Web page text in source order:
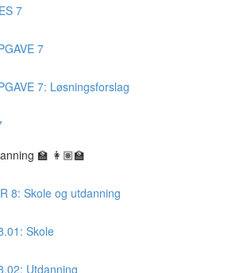
7
7
7: Løsningsforslag
🏫 👩🏽‍🏫
8: Skole og utdanning
Skole
Utdanning